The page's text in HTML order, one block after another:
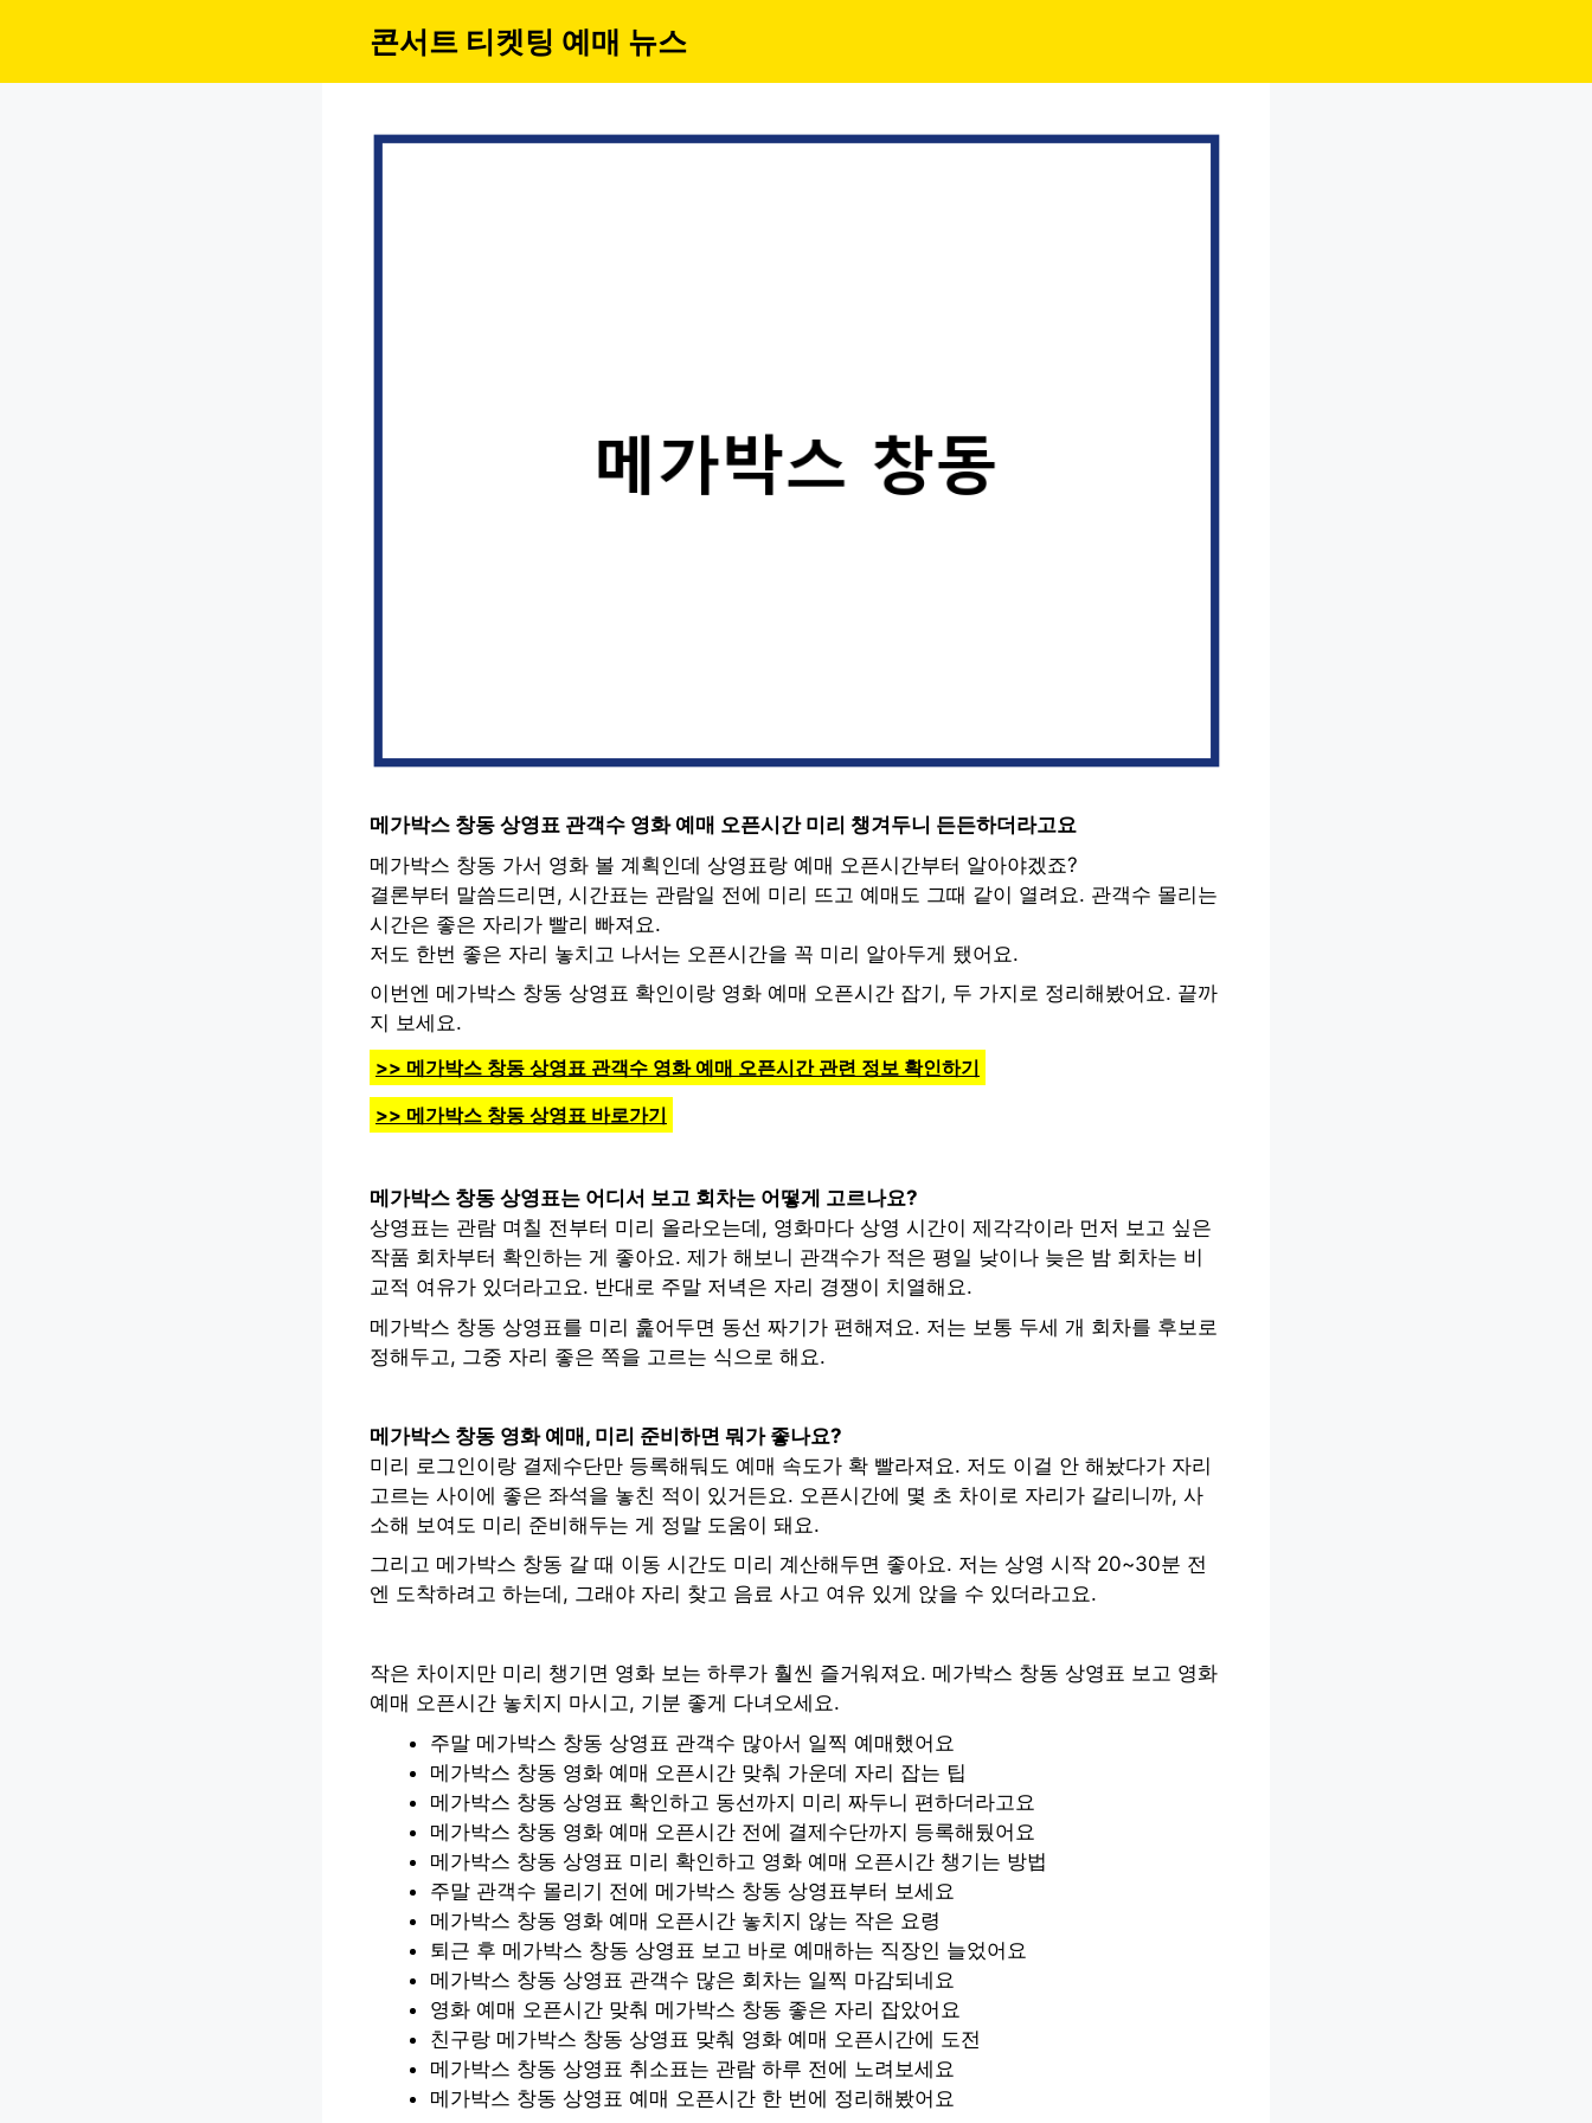
콘서트 티켓팅 예매 뉴스
메가박스 창동 상영표 관객수 영화 예매 오픈시간 미리 챙겨두니 든든하더라고요
메가박스 창동 가서 영화 볼 계획인데 상영표랑 예매 오픈시간부터 알아야겠죠?
결론부터 말씀드리면, 시간표는 관람일 전에 미리 뜨고 예매도 그때 같이 열려요. 관객수 몰리는
시간은 좋은 자리가 빨리 빠져요.
저도 한번 좋은 자리 놓치고 나서는 오픈시간을 꼭 미리 알아두게 됐어요.
이번엔 메가박스 창동 상영표 확인이랑 영화 예매 오픈시간 잡기, 두 가지로 정리해봤어요. 끝까
지 보세요.
>> 메가박스 창동 상영표 관객수 영화 예매 오픈시간 관련 정보 확인하기
>> 메가박스 창동 상영표 바로가기
메가박스 창동 상영표는 어디서 보고 회차는 어떻게 고르나요?
상영표는 관람 며칠 전부터 미리 올라오는데, 영화마다 상영 시간이 제각각이라 먼저 보고 싶은
작품 회차부터 확인하는 게 좋아요. 제가 해보니 관객수가 적은 평일 낮이나 늦은 밤 회차는 비
교적 여유가 있더라고요. 반대로 주말 저녁은 자리 경쟁이 치열해요.
메가박스 창동 상영표를 미리 훑어두면 동선 짜기가 편해져요. 저는 보통 두세 개 회차를 후보로
정해두고, 그중 자리 좋은 쪽을 고르는 식으로 해요.
메가박스 창동 영화 예매, 미리 준비하면 뭐가 좋나요?
미리 로그인이랑 결제수단만 등록해둬도 예매 속도가 확 빨라져요. 저도 이걸 안 해놨다가 자리
고르는 사이에 좋은 좌석을 놓친 적이 있거든요. 오픈시간에 몇 초 차이로 자리가 갈리니까, 사
소해 보여도 미리 준비해두는 게 정말 도움이 돼요.
그리고 메가박스 창동 갈 때 이동 시간도 미리 계산해두면 좋아요. 저는 상영 시작 20~30분 전
엔 도착하려고 하는데, 그래야 자리 찾고 음료 사고 여유 있게 앉을 수 있더라고요.
작은 차이지만 미리 챙기면 영화 보는 하루가 훨씬 즐거워져요. 메가박스 창동 상영표 보고 영화
예매 오픈시간 놓치지 마시고, 기분 좋게 다녀오세요.
주말 메가박스 창동 상영표 관객수 많아서 일찍 예매했어요
메가박스 창동 영화 예매 오픈시간 맞춰 가운데 자리 잡는 팁
메가박스 창동 상영표 확인하고 동선까지 미리 짜두니 편하더라고요
메가박스 창동 영화 예매 오픈시간 전에 결제수단까지 등록해뒀어요
메가박스 창동 상영표 미리 확인하고 영화 예매 오픈시간 챙기는 방법
주말 관객수 몰리기 전에 메가박스 창동 상영표부터 보세요
메가박스 창동 영화 예매 오픈시간 놓치지 않는 작은 요령
퇴근 후 메가박스 창동 상영표 보고 바로 예매하는 직장인 늘었어요
메가박스 창동 상영표 관객수 많은 회차는 일찍 마감되네요
영화 예매 오픈시간 맞춰 메가박스 창동 좋은 자리 잡았어요
친구랑 메가박스 창동 상영표 맞춰 영화 예매 오픈시간에 도전
메가박스 창동 상영표 취소표는 관람 하루 전에 노려보세요
메가박스 창동 상영표 예매 오픈시간 한 번에 정리해봤어요